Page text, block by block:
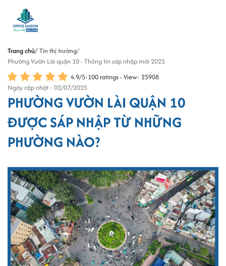
Trang chủ Tin thị trường
Phường Vườn Lài quận 10 - Thông tin sáp nhập mới 2025
4.9/5:100 ratings - View: 25908
Ngày cập nhật : 02/07/2025
PHƯỜNG VƯỜN LÀI QUẬN 10
ĐƯỢC SÁP NHẬP TỪ NHỮNG
PHƯỜNG NÀO?